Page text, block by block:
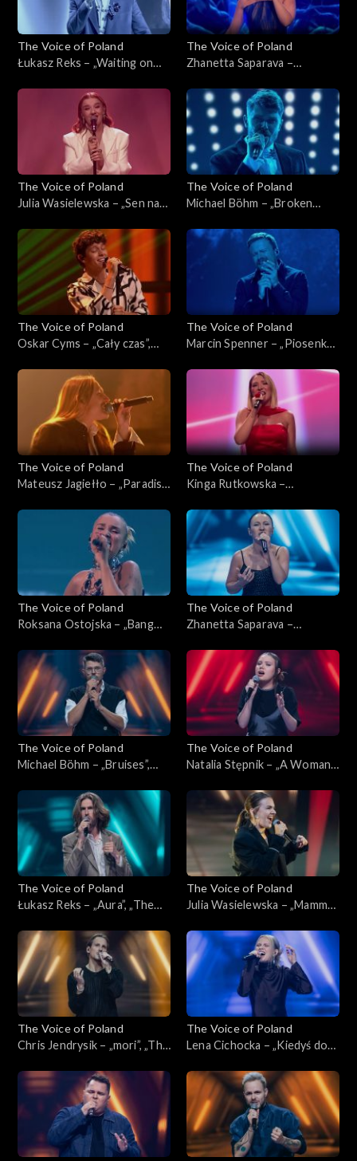
The Voice of Poland
Łukasz Reks – „Waiting on
Voice of Poland”, Live 1, 8
listopada 2025
The Voice of Poland
Zhanetta Saparava –
Poland”, Live 1, 8 listopada
2025
The Voice of Poland
Julia Wasielewska – „Sen na
Poland”, Live 1, 8 listopada
2025
The Voice of Poland
Michael Böhm – „Broken
Poland”, Live 1, 8 listopada
The Voice of Poland
Oskar Cyms – „Cały czas”,
8 listopada 2025
The Voice of Poland
Marcin Spenner – „Piosenka
Poland”, Live 1, 8 listopada
The Voice of Poland
Mateusz Jagiełło – „Paradise
Live 1, 8 listopada 2025
The Voice of Poland
Kinga Rutkowska –
„The Voice of Poland”, Live 1,
8 listopada 2025
The Voice of Poland
Roksana Ostojska – „Bang
Live 1, 8 listopada 2025
The Voice of Poland
Zhanetta Saparava –
Voice of Poland”, Nokaut, 1
listopada 2025
The Voice of Poland
Michael Böhm – „Bruises”,
Nokaut, 1 listopada 2025
The Voice of Poland
Natalia Stępnik – „A Woman's
Poland”, Nokaut, 1 listopada
2025
The Voice of Poland
Łukasz Reks – „Aura”, „The
listopada 2025
The Voice of Poland
Julia Wasielewska – „Mamma
Poland”, Nokaut, 1 listopada
2025
The Voice of Poland
Chris Jendrysik – „mori”, „The
listopada 2025
The Voice of Poland
Lena Cichocka – „Kiedyś do
Poland”, Nokaut, 1 listopada
2025